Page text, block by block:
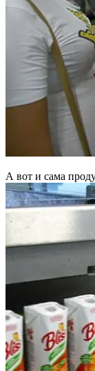
А вот и сама